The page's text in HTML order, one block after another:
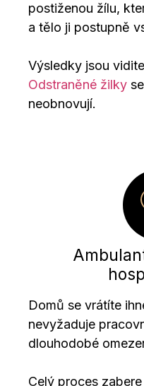
postiženou žílu,
a tělo ji postupně
Výsledky jsou
Odstraněné žilky
neobnovují.
Domů se vrátíte
nevyžaduje
dlouhodobé
Celý proces